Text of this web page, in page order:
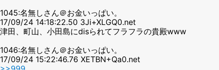
1045:名無しさん＠お金いっぱい。
17/09/24 14:18:22.50 3Ji+XLGQ0.net
津田、町山、小田島にdisられてフラフラの貴殿www
1046:名無しさん＠お金いっぱい。
17/09/24 15:22:46.76 XETBN+Qa0.net